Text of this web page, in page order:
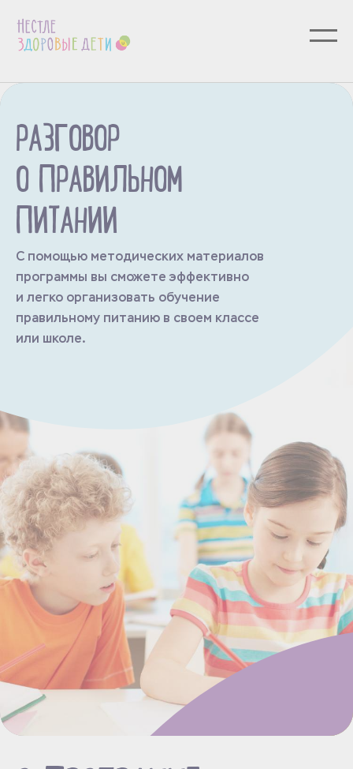
РАЗГОВОР
О ПРАВИЛЬНОМ
ПИТАНИИ
С помощью методических материалов
программы вы сможете эффективно
и легко организовать обучение
правильному питанию в своем классе
или школе.